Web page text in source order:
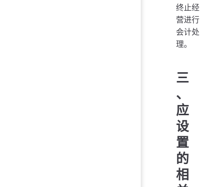
终止经
营进行
会计处
理。
三
、
应
设
置
的
相